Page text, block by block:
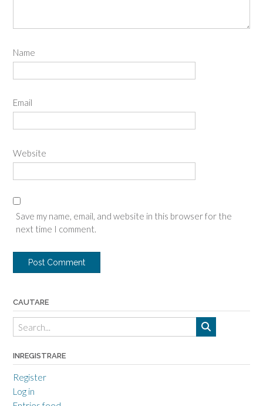
Name
Email
Website
Save my name, email, and website in this browser for the
next time I comment.
CAUTARE
INREGISTRARE
Register
Log in